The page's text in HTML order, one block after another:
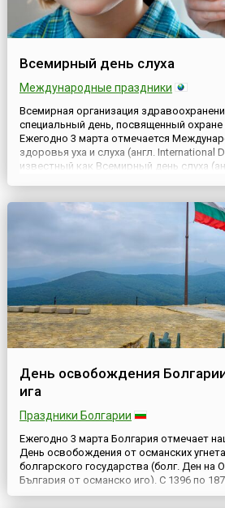
Всемирный день слуха
Международные праздники
Всемирная организация
специальный день, посвященный охране
Ежегодно 3 марта отмечается
здоровья уха и слуха (англ. International
известный как Всемирный день слуха
День освобождения
ига
Праздники Болгарии
Ежегодно 3 марта Болгария отмечает
День освобождения от османских
болгарского государства (болг. Ден на
България от османско иго). C 1396 по
входила в состав Османской империи.